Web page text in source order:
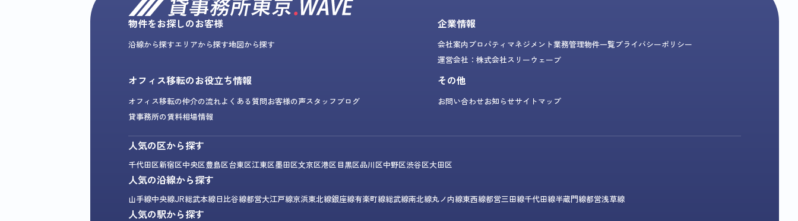
物件をお探しのお客様
沿線から探すエリアから探す地図から探す
企業情報
会社案内プロパティマネジメント業務管理物件一覧プライバシーポリシー
運営会社：株式会社スリーウェーブ
オフィス移転のお役立ち情報
オフィス移転の仲介の流れよくある質問お客様の声スタッフブログ
貸事務所の賃料相場情報
その他
お問い合わせお知らせサイトマップ
人気の区から探す
千代田区新宿区中央区豊島区台東区江東区墨田区文京区港区目黒区品川区中野区渋谷区大田区
人気の沿線から探す
山手線中央線JR総武本線日比谷線都営大江戸線京浜東北線銀座線有楽町線総武線南北線丸ノ内線東西線都営三田線千代田線半蔵門線都営浅草線
人気の駅から探す